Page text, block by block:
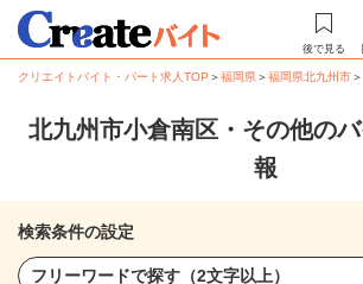
後で見る
クリエイトバイト・パート求人TOP ＞福岡県＞福岡県北九州市＞
北九州市小倉南区・その他の
報
検索条件の設定